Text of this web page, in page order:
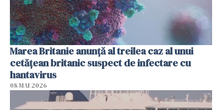
Marea Britanie anunţă al treilea caz al unui
cetăţean britanic suspect de infectare cu
hantavirus
08 MAI 2026